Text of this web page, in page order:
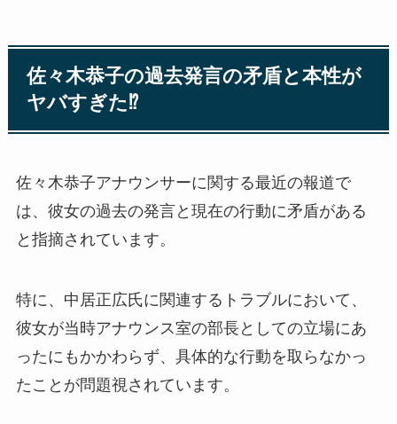
佐々木恭子の過去発言の矛盾と本性が
ヤバすぎた⁉
佐々木恭子アナウンサーに関する最近の報道で
は、彼女の過去の発言と現在の行動に矛盾がある
と指摘されています。
特に、中居正広氏に関連するトラブルにおいて、
彼女が当時アナウンス室の部長としての立場にあ
ったにもかかわらず、具体的な行動を取らなかっ
たことが問題視されています。